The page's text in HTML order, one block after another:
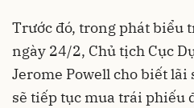
Trước đó, trong phát biểu
ngày 24/2, Chủ tịch Cục
Jerome Powell cho biết lãi
sẽ tiếp tục mua trái phiếu